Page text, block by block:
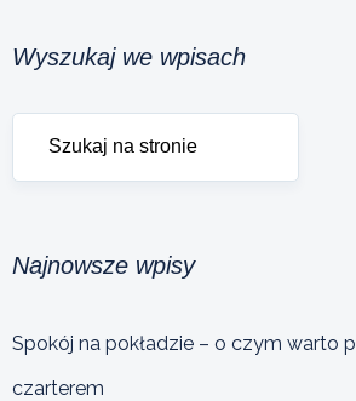
Wyszukaj we wpisach
Najnowsze wpisy
Spokój na pokładzie – o czym warto
czarterem